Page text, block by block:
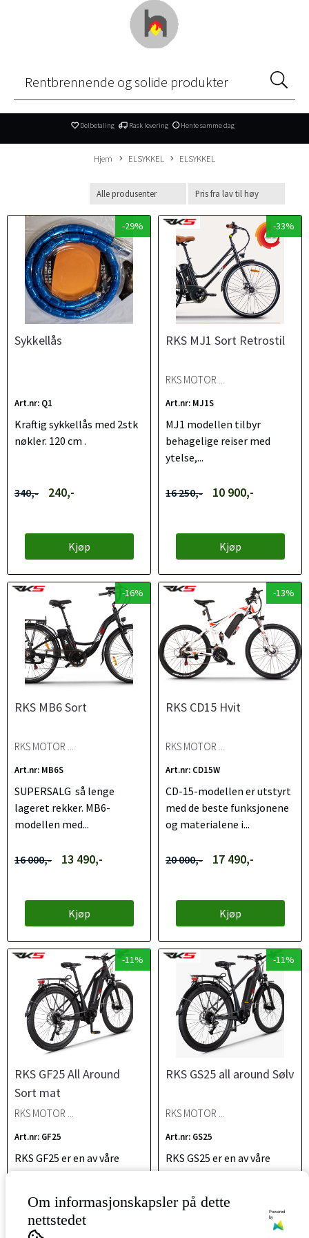
Delbetaling Rask levering Hente samme dag
Hjem ELSYKKEL ELSYKKEL
-29%
Sykkellås
Art.nr: Q1
Kraftig sykkellås med 2stk
nøkler. 120 cm .
340,- 240,-
Kjøp
-33%
RKS MJ1 Sort Retrostil
RKS MOTOR ...
Art.nr: MJ1S
MJ1 modellen tilbyr
behagelige reiser med
ytelse,...
16 250,- 10 900,-
Kjøp
-16%
RKS MB6 Sort
RKS MOTOR ...
Art.nr: MB6S
SUPERSALG så lenge
lageret rekker. MB6-
modellen med...
16 000,- 13 490,-
Kjøp
-13%
RKS CD15 Hvit
RKS MOTOR ...
Art.nr: CD15W
CD-15-modellen er utstyrt
med de beste funksjonene
og materialene i...
20 000,- 17 490,-
Kjøp
-11%
RKS GF25 All Around
Sort mat
RKS MOTOR ...
Art.nr: GF25
RKS GF25 er en av våre
toppmodell med trippel
22 000,- 19 490,-
-11%
RKS GS25 all around Sølv
RKS MOTOR ...
Art.nr: GS25
RKS GS25 er en av våre
toppmodell med trippel
Om informasjonskapsler på dette
nettstedet
Powered
by